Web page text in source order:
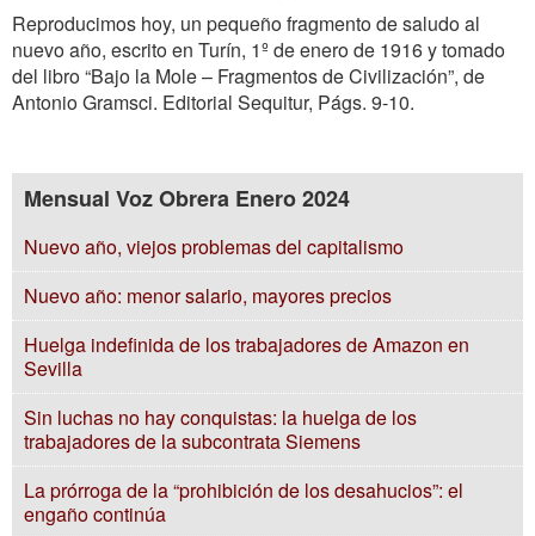
Reproducimos hoy, un pequeño fragmento de saludo al
nuevo año, escrito en Turín, 1º de enero de 1916 y tomado
del libro “Bajo la Mole – Fragmentos de Civilización”, de
Antonio Gramsci. Editorial Sequitur, Págs. 9-10.
Mensual Voz Obrera Enero 2024
Nuevo año, viejos problemas del capitalismo
Nuevo año: menor salario, mayores precios
Huelga indefinida de los trabajadores de Amazon en
Sevilla
Sin luchas no hay conquistas: la huelga de los
trabajadores de la subcontrata Siemens
La prórroga de la “prohibición de los desahucios”: el
engaño continúa